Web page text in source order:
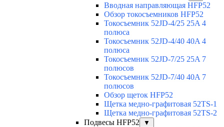
Вводная направляющая HFP52
Обзор токосъемников HFP52
Токосъемник 52JD-4/25 25A 4
полюса
Токосъемник 52JD-4/40 40A 4
полюса
Токосъемник 52JD-7/25 25A 7
полюсов
Токосъемник 52JD-7/40 40A 7
полюсов
Обзор щеток HFP52
Щетка медно-графитовая 52TS-1
Щетка медно-графитовая 52TS-2
Подвесы HFP52
▼